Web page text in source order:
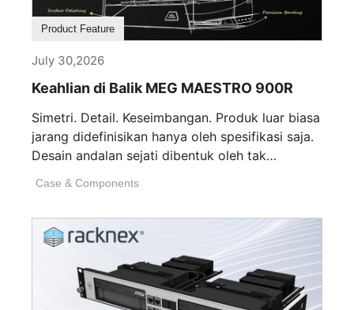
Product Feature
July 30,2026
Keahlian di Balik MEG MAESTRO 900R
Simetri. Detail. Keseimbangan. Produk luar biasa
jarang didefinisikan hanya oleh spesifikasi saja.
Desain andalan sejati dibentuk oleh tak
Case & Components